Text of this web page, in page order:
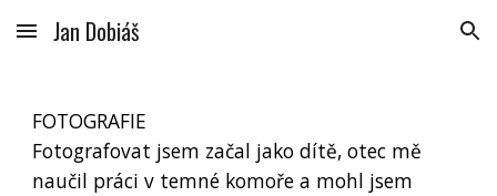
Skip to main content Skip to navigation
Jan Dobiáš
FOTOGRAFIE
Fotografovat jsem začal jako dítě, otec mě
naučil práci v temné komoře a mohl jsem